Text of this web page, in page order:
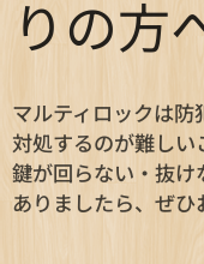
りの方
マルティロックは
対処するのが難しい
鍵が回らない・抜
ありましたら、ぜひ